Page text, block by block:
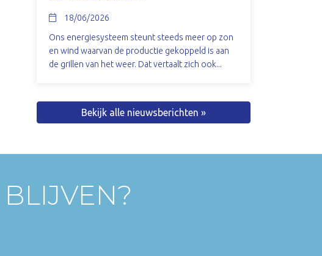
18/06/2026
Ons energiesysteem steunt steeds meer op zon
en wind waarvan de productie gekoppeld is aan
de grillen van het weer. Dat vertaalt zich ook...
Bekijk alle nieuwsberichten »